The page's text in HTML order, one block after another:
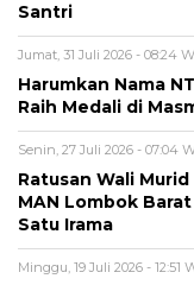
Santri
Jumat, 31 Juli 2026 - 08:24
Harumkan Nama
Raih Medali di
Senin, 27 Juli 2026 - 07:04
Ratusan Wali
MAN Lombok
Satu Irama
Minggu, 19 Juli 2026 - 12:51